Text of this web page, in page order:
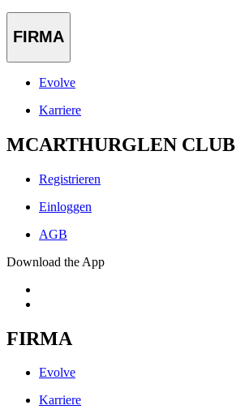
FIRMA
Evolve
Karriere
MCARTHURGLEN CLUB
Registrieren
Einloggen
AGB
Download the App
FIRMA
Evolve
Karriere